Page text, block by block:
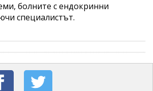
болните с ендокринни
специалистът.